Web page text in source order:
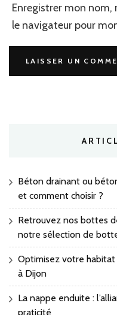
Enregistrer mon
le navigateur pour
Béton drainant ou
et comment choisir ?
Retrouvez nos bottes
notre sélection de
Optimisez votre habitat
à Dijon
La nappe enduite :
praticité